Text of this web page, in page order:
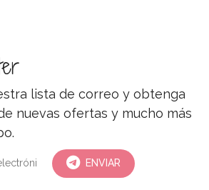
lista de correo y obtenga
nuevas ofertas y mucho más
ENVIAR